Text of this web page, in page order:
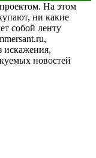
На этом
ни какие
собой ленту
искажения,
новостей